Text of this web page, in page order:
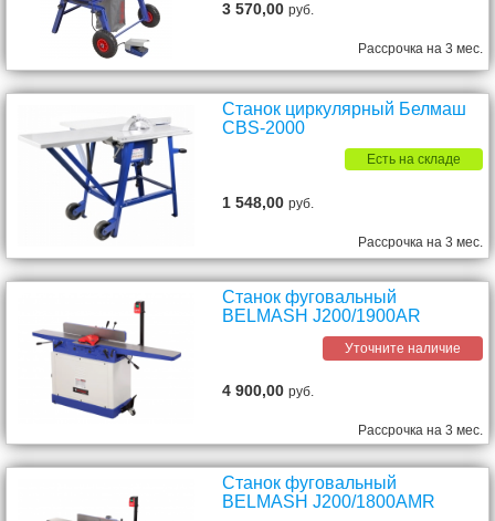
3 570,00руб.
Рассрочка на 3 мес.
Станок циркулярный Белмаш
CBS-2000
Есть на складе
1 548,00руб.
Рассрочка на 3 мес.
Станок фуговальный
BELMASH J200/1900AR
Уточните наличие
4 900,00руб.
Рассрочка на 3 мес.
Станок фуговальный
BELMASH J200/1800AMR